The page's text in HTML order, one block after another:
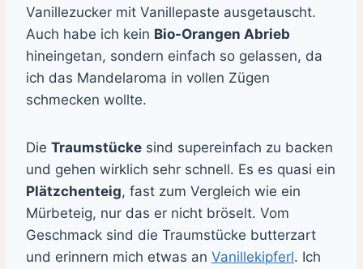
Vanillezucker mit Vanillepaste ausgetauscht.
Auch habe ich kein Bio-Orangen Abrieb
hineingetan, sondern einfach so gelassen, da
ich das Mandelaroma in vollen Zügen
schmecken wollte.
Die Traumstücke sind supereinfach zu backen
und gehen wirklich sehr schnell. Es es quasi ein
Plätzchenteig, fast zum Vergleich wie ein
Mürbeteig, nur das er nicht bröselt. Vom
Geschmack sind die Traumstücke butterzart
und erinnern mich etwas an Vanillekipferl. Ich